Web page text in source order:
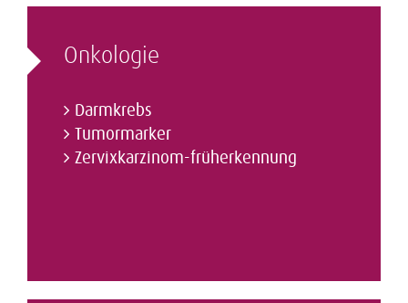
Onkologie
Darmkrebs
Tumormarker
Zervixkarzinom-­früherkennung